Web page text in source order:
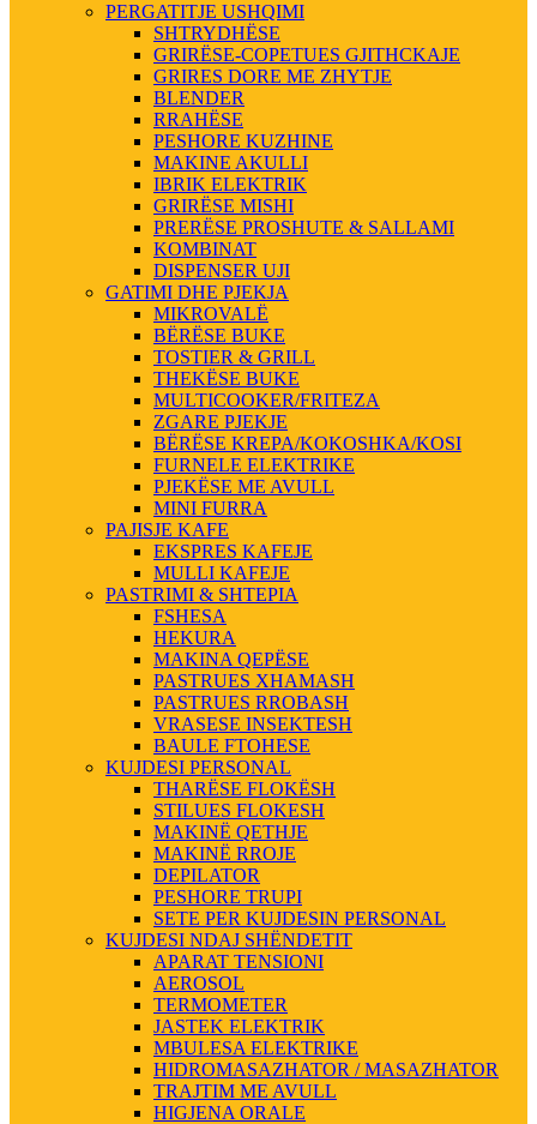
PERGATITJE USHQIMI
SHTRYDHËSE
GRIRËSE-COPETUES GJITHCKAJE
GRIRES DORE ME ZHYTJE
BLENDER
RRAHËSE
PESHORE KUZHINE
MAKINE AKULLI
IBRIK ELEKTRIK
GRIRËSE MISHI
PRERËSE PROSHUTE & SALLAMI
KOMBINAT
DISPENSER UJI
GATIMI DHE PJEKJA
MIKROVALË
BËRËSE BUKE
TOSTIER & GRILL
THEKËSE BUKE
MULTICOOKER/FRITEZA
ZGARE PJEKJE
BËRËSE KREPA/KOKOSHKA/KOSI
FURNELE ELEKTRIKE
PJEKËSE ME AVULL
MINI FURRA
PAJISJE KAFE
EKSPRES KAFEJE
MULLI KAFEJE
PASTRIMI & SHTEPIA
FSHESA
HEKURA
MAKINA QEPËSE
PASTRUES XHAMASH
PASTRUES RROBASH
VRASESE INSEKTESH
BAULE FTOHESE
KUJDESI PERSONAL
THARËSE FLOKËSH
STILUES FLOKESH
MAKINË QETHJE
MAKINË RROJE
DEPILATOR
PESHORE TRUPI
SETE PER KUJDESIN PERSONAL
KUJDESI NDAJ SHËNDETIT
APARAT TENSIONI
AEROSOL
TERMOMETER
JASTEK ELEKTRIK
MBULESA ELEKTRIKE
HIDROMASAZHATOR / MASAZHATOR
TRAJTIM ME AVULL
HIGJENA ORALE